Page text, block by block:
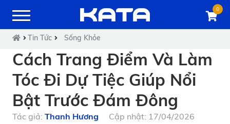
0
Tin Tức Sống Khỏe
Cách Trang Điểm Và Làm
Tóc Đi Dự Tiệc Giúp Nổi
Bật Trước Đám Đông
Tác giả: Thanh Hương Cập nhật: 17/04/2026